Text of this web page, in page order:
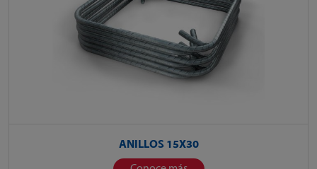
ANILLOS 15X30